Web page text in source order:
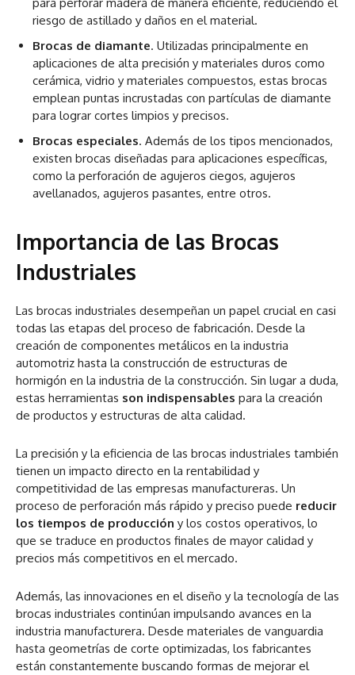
riesgo de astillado y daños en el material.
Brocas de diamante. Utilizadas principalmente en
aplicaciones de alta precisión y materiales duros como
cerámica, vidrio y materiales compuestos, estas brocas
emplean puntas incrustadas con partículas de diamante
para lograr cortes limpios y precisos.
Brocas especiales. Además de los tipos mencionados,
existen brocas diseñadas para aplicaciones específicas,
como la perforación de agujeros ciegos, agujeros
avellanados, agujeros pasantes, entre otros.
Importancia de las Brocas
Industriales
Las brocas industriales desempeñan un papel crucial en casi
todas las etapas del proceso de fabricación. Desde la
creación de componentes metálicos en la industria
automotriz hasta la construcción de estructuras de
hormigón en la industria de la construcción. Sin lugar a duda,
estas herramientas son indispensables para la creación
de productos y estructuras de alta calidad.
La precisión y la eficiencia de las brocas industriales también
tienen un impacto directo en la rentabilidad y
competitividad de las empresas manufactureras. Un
proceso de perforación más rápido y preciso puede reducir
los tiempos de producción y los costos operativos, lo
que se traduce en productos finales de mayor calidad y
precios más competitivos en el mercado.
Además, las innovaciones en el diseño y la tecnología de las
brocas industriales continúan impulsando avances en la
industria manufacturera. Desde materiales de vanguardia
hasta geometrías de corte optimizadas, los fabricantes
están constantemente buscando formas de mejorar el